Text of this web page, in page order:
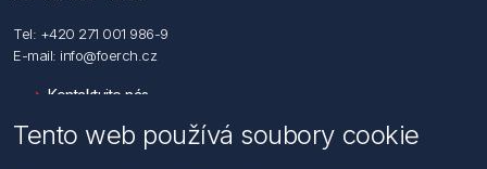
Tel: +420 271 001 986-9
E-mail: info@foerch.cz
Kontaktujte nás
Tento web používá soubory cookie